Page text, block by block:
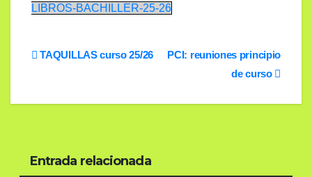
LIBROS-BACHILLER-25-26
Navegación
PCI: reuniones principio
de curso
TAQUILLAS curso 25/26
Entrada relacionada